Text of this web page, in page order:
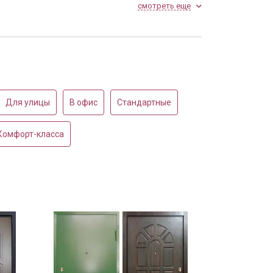
смотреть еще
Для улицы В офис Стандартные
класса